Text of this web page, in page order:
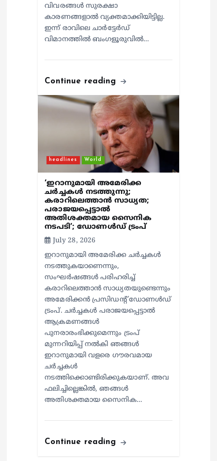
വിവരങ്ങൾ സുരക്ഷാ
കാരണങ്ങളാൽ വ്യക്തമാക്കിയിട്ടില്ല.
ഇന്ന് രാവിലെ ചാർട്ടേർഡ്
വിമാനത്തിൽ ബംഗളൂരുവിൽ…
Continue reading
headlines World
‘ഇറാനുമായി അമേരിക്ക
ചര്‍ച്ചകള്‍ നടത്തുന്നു;
കരാറിലെത്താന്‍ സാധ്യത;
പരാജയപ്പെട്ടാല്‍
അതിശക്തമായ സൈനിക
നടപടി’; ഡോണള്‍ഡ് ട്രംപ്
July 28, 2026
ഇറാനുമായി അമേരിക്ക ചര്‍ച്ചകള്‍
നടത്തുകയാണെന്നും,
സംഘര്‍ഷങ്ങള്‍ പരിഹരിച്ച്
കരാറിലെത്താന്‍ സാധ്യതയുണ്ടെന്നും
അമേരിക്കന്‍ പ്രസിഡന്റ് ഡോണള്‍ഡ്
ട്രംപ്. ചര്‍ച്ചകള്‍ പരാജയപ്പെട്ടാല്‍
ആക്രമണങ്ങള്‍
പുനരാരംഭിക്കുമെന്നും ട്രംപ്
മുന്നറിയിപ്പ് നല്‍കി ഞങ്ങള്‍
ഇറാനുമായി വളരെ ഗൗരവമായ
ചര്‍ച്ചകള്‍
നടത്തിക്കൊണ്ടിരിക്കുകയാണ്. അവ
ഫലിച്ചില്ലെങ്കില്‍, ഞങ്ങള്‍
അതിശക്തമായ സൈനിക…
Continue reading